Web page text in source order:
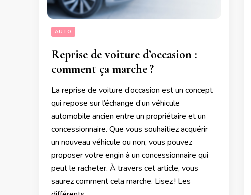
AUTO
Reprise de voiture d’occasion :
comment ça marche ?
La reprise de voiture d’occasion est un concept
qui repose sur l’échange d’un véhicule
automobile ancien entre un propriétaire et un
concessionnaire. Que vous souhaitiez acquérir
un nouveau véhicule ou non, vous pouvez
proposer votre engin à un concessionnaire qui
peut le racheter. À travers cet article, vous
saurez comment cela marche. Lisez ! Les